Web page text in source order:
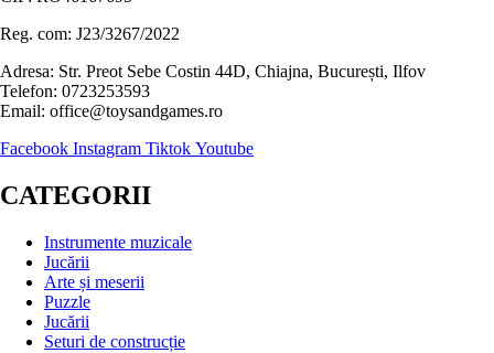
Reg. com: J23/3267/2022
Adresa: Str. Preot Sebe Costin 44D, Chiajna, București, Ilfov
Telefon: 0723253593
Email: office@toysandgames.ro
Facebook Instagram Tiktok Youtube
CATEGORII
Instrumente muzicale
Jucării
Arte și meserii
Puzzle
Jucării
Seturi de construcție